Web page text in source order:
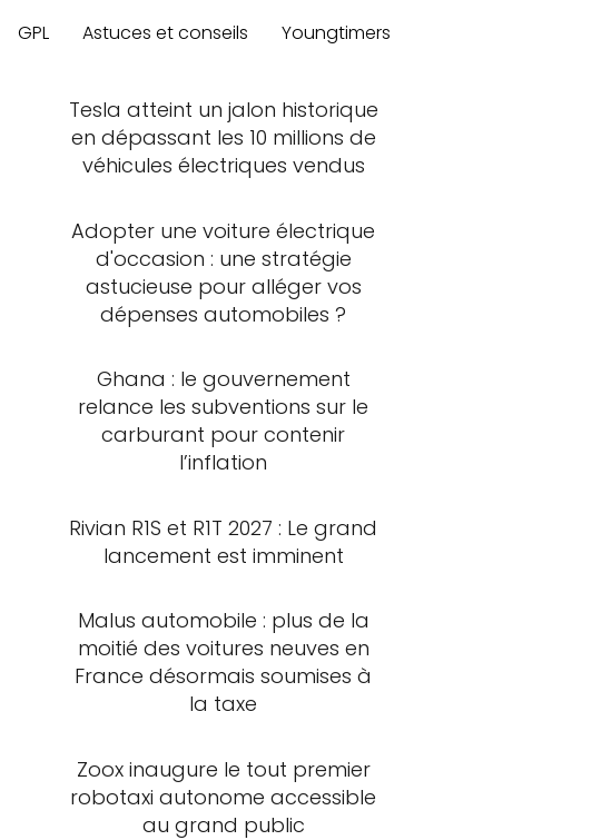
GPL Astuces et conseils Youngtimers
Tesla atteint un jalon historique
en dépassant les 10 millions de
véhicules électriques vendus
Adopter une voiture électrique
d'occasion : une stratégie
astucieuse pour alléger vos
dépenses automobiles ?
Ghana : le gouvernement
relance les subventions sur le
carburant pour contenir
l’inflation
Rivian R1S et R1T 2027 : Le grand
lancement est imminent
Malus automobile : plus de la
moitié des voitures neuves en
France désormais soumises à
la taxe
Zoox inaugure le tout premier
robotaxi autonome accessible
au grand public